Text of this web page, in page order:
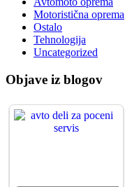
Motoristična oprema
Ostalo
Tehnologija
Uncategorized
Objave iz blogov